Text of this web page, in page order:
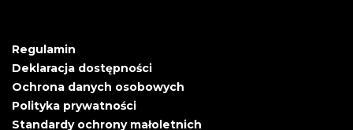
Regulamin
Deklaracja dostępności
Ochrona danych osobowych
Polityka prywatności
Standardy ochrony małoletnich